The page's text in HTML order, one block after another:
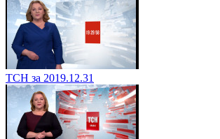
ТСН за 2019.12.31